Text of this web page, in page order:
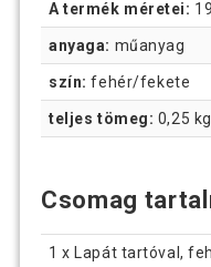
A termék méretei:
anyaga: műanyag
szín: fehér/fekete
teljes tömeg: 0,25 kg
Csomag
1 x Lapát tartóval,